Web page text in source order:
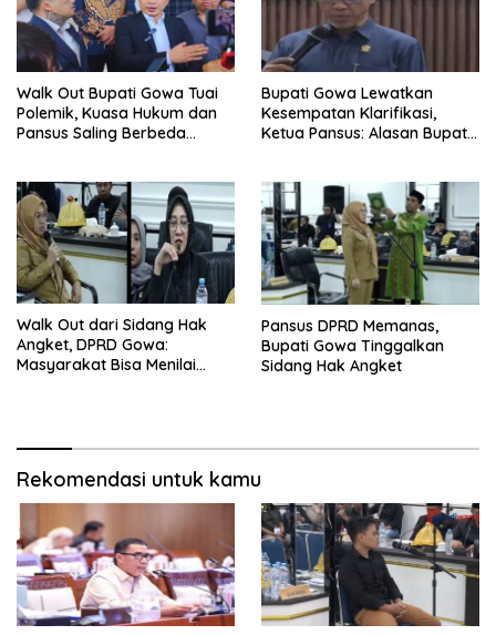
Walk Out Bupati Gowa Tuai
Polemik, Kuasa Hukum dan
Pansus Saling Berbeda
Bupati Gowa Lewatkan
Kesempatan Klarifikasi,
Ketua Pansus: Alasan Bupati
Walk Out dari Sidang Hak
Angket, DPRD Gowa:
Masyarakat Bisa Menilai
Pansus DPRD Memanas,
Bupati Gowa Tinggalkan
Sidang Hak Angket
Rekomendasi untuk kamu